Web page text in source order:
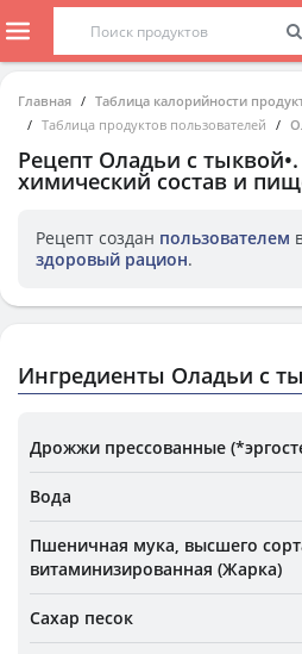
Главная
Таблица калорийности
Таблица продуктов пользователей
Рецепт Оладьи с тыквой•
химический состав и
Рецепт создан пользователем
здоровый рацион.
Ингредиенты Оладьи с
Дрожжи прессованные
Вода
Пшеничная мука, высшего
витаминизированная (Жарка)
Сахар песок